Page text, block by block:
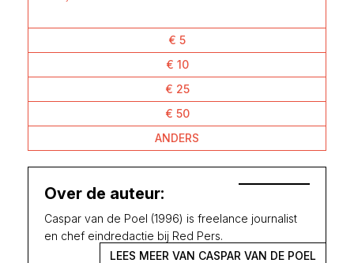
€ 5
€ 10
€ 25
€ 50
ANDERS
Over de auteur:
Caspar van de Poel (1996) is freelance journalist
en chef eindredactie bij Red Pers.
LEES MEER VAN CASPAR VAN DE POEL